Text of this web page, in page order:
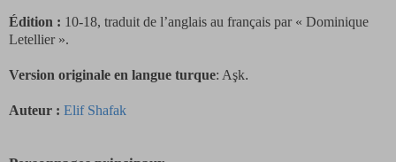
Édition : 10-18, traduit de l’anglais au français par « Dominique
Letellier ».
Version originale en langue turque: Aşk.
Auteur : Elif Shafak